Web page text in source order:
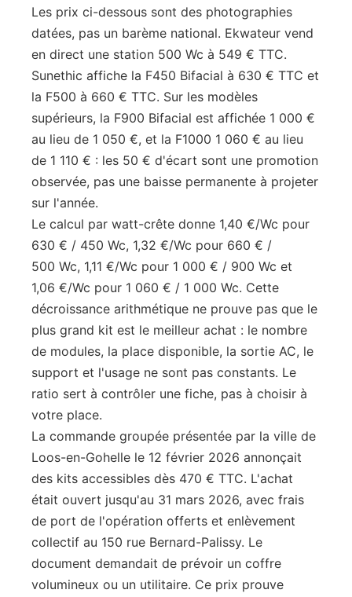
Les prix ci-dessous sont des photographies
datées, pas un barème national. Ekwateur vend
en direct une station 500 Wc à 549 € TTC.
Sunethic affiche la F450 Bifacial à 630 € TTC et
la F500 à 660 € TTC. Sur les modèles
supérieurs, la F900 Bifacial est affichée 1 000 €
au lieu de 1 050 €, et la F1000 1 060 € au lieu
de 1 110 € : les 50 € d'écart sont une promotion
observée, pas une baisse permanente à projeter
sur l'année.
Le calcul par watt-crête donne 1,40 €/Wc pour
630 € / 450 Wc, 1,32 €/Wc pour 660 € /
500 Wc, 1,11 €/Wc pour 1 000 € / 900 Wc et
1,06 €/Wc pour 1 060 € / 1 000 Wc. Cette
décroissance arithmétique ne prouve pas que le
plus grand kit est le meilleur achat : le nombre
de modules, la place disponible, la sortie AC, le
support et l'usage ne sont pas constants. Le
ratio sert à contrôler une fiche, pas à choisir à
votre place.
La commande groupée présentée par la ville de
Loos-en-Gohelle le 12 février 2026 annonçait
des kits accessibles dès 470 € TTC. L'achat
était ouvert jusqu'au 31 mars 2026, avec frais
de port de l'opération offerts et enlèvement
collectif au 150 rue Bernard-Palissy. Le
document demandait de prévoir un coffre
volumineux ou un utilitaire. Ce prix prouve